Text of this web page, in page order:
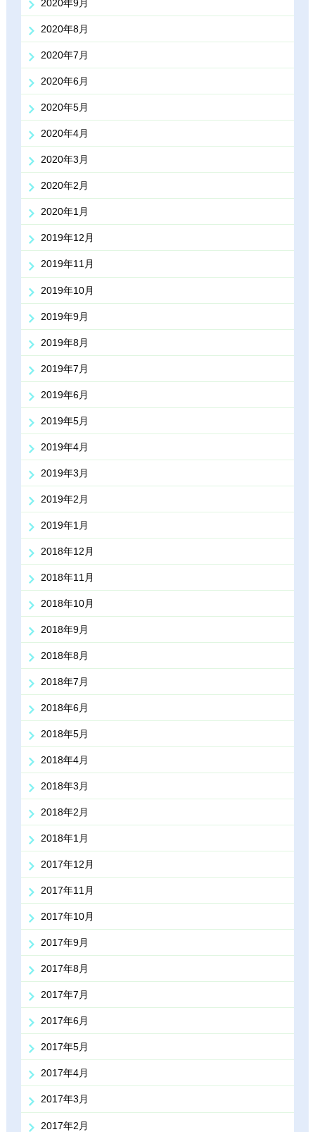
2020年9月
2020年8月
2020年7月
2020年6月
2020年5月
2020年4月
2020年3月
2020年2月
2020年1月
2019年12月
2019年11月
2019年10月
2019年9月
2019年8月
2019年7月
2019年6月
2019年5月
2019年4月
2019年3月
2019年2月
2019年1月
2018年12月
2018年11月
2018年10月
2018年9月
2018年8月
2018年7月
2018年6月
2018年5月
2018年4月
2018年3月
2018年2月
2018年1月
2017年12月
2017年11月
2017年10月
2017年9月
2017年8月
2017年7月
2017年6月
2017年5月
2017年4月
2017年3月
2017年2月